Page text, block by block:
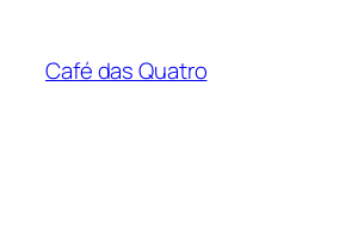
Café das Quatro